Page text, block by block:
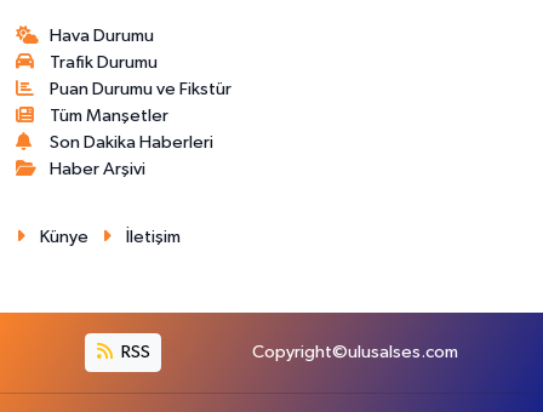
Hava Durumu
Trafik Durumu
Puan Durumu ve Fikstür
Tüm Manşetler
Son Dakika Haberleri
Haber Arşivi
Künye İletişim
RSS Copyright©ulusalses.com